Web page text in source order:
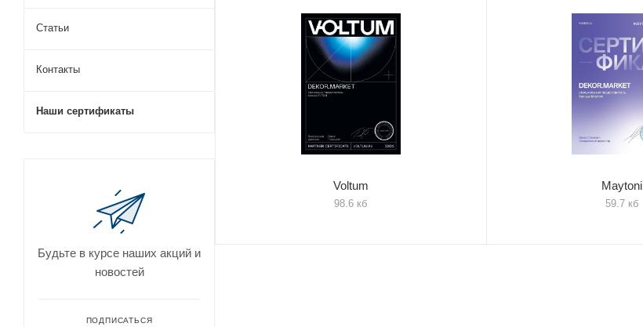
Voltum
98.6 кб
Maytoni
59.7 кб
Статьи
Контакты
Наши сертификаты
Будьте в курсе наших акций и
новостей
ПОДПИСАТЬСЯ